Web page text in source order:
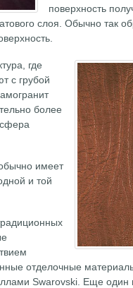
поверхность
слоя. Обычно так
где
с грубой
более
имеет
и той
отделочные
Swarovski. Еще один